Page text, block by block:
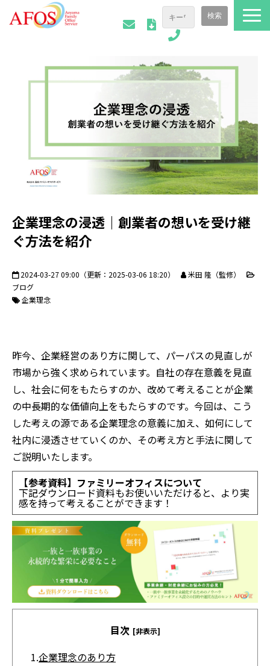
ファミリーオフィスについて
ご相談事例
会社情報
AFOSトピックス
お役立ち資料
企業理念の浸透｜創業者の想いを受け継
ぐ方法を紹介
2024-03-27 09:00 （更新： 2025-03-06 18:20）
米田 隆（監修）
ブログ
企業理念
昨今、企業経営のあり方に関して、パーパスの見直しが
市場から強く求められています。自社の存在意義を見直
し、社会に何をもたらすのか、改めて考えることが企業
の中長期的な価値向上をもたらすのです。今回は、こう
した考えの源である企業理念の意義に加え、如何にして
社内に浸透させていくのか、その考え方と手法に関して
ご説明いたします。
【参考資料】 ファミリーオフィスについて
下記ダウンロード資料もお使いいただけると、より実
感を持って考えることができます！
目次 [非表示]
1.企業理念のあり方